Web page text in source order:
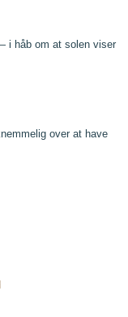
i håb om at solen viser
over at have